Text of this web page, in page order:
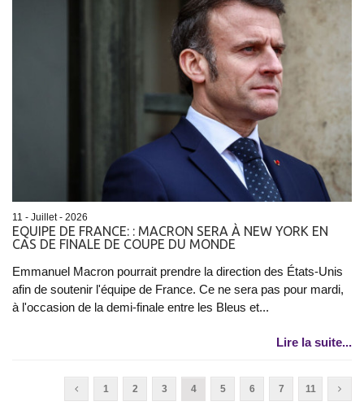
11 - Juillet - 2026
EQUIPE DE FRANCE: : MACRON SERA À NEW YORK EN
CAS DE FINALE DE COUPE DU MONDE
Emmanuel Macron pourrait prendre la direction des États-Unis
afin de soutenir l'équipe de France. Ce ne sera pas pour mardi,
à l'occasion de la demi-finale entre les Bleus et...
Lire la suite...
1 2 3 4 5 6 7 11